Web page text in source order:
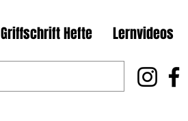
Griffschrift Hefte Lernvideos